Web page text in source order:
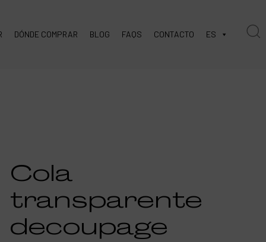
DÓNDE COMPRAR BLOG FAQS CONTACTO ES
Cola
transparente
decoupage